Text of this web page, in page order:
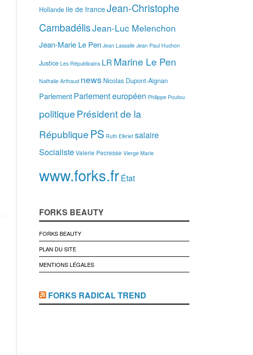
Hollande Ile de france Jean-Christophe
CambadélisJean-Luc Melenchon
Jean-Marie Le Pen Jean Lassalle Jean Paul Huchon
Justice Les Républicains LR Marine Le Pen
Nathalie Arthaud news Nicolas Dupont-Aignan
ParlementParlement européen Philippe Poutou
politiquePrésident de la
République PS Ruth Elkrief salaire
SocialisteValerie Pecresse Vierge Marie
www.forks.frÉtat
FORKS BEAUTY
FORKS BEAUTY
PLAN DU SITE
MENTIONS LÉGALES
FORKS RADICAL TREND